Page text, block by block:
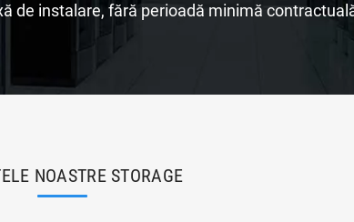
de instalare, fără perioadă minimă
NOASTRE STORAGE